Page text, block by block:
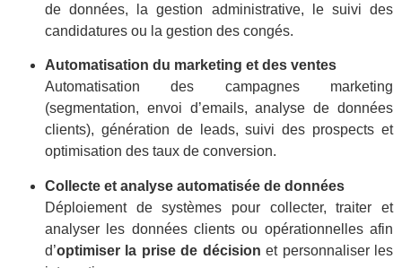
de données, la gestion administrative, le suivi des
candidatures ou la gestion des congés.
Automatisation du marketing et des ventes
Automatisation des campagnes marketing
(segmentation, envoi d’emails, analyse de données
clients), génération de leads, suivi des prospects et
optimisation des taux de conversion.
Collecte et analyse automatisée de données
Déploiement de systèmes pour collecter, traiter et
analyser les données clients ou opérationnelles afin
d’optimiser la prise de décision et personnaliser les